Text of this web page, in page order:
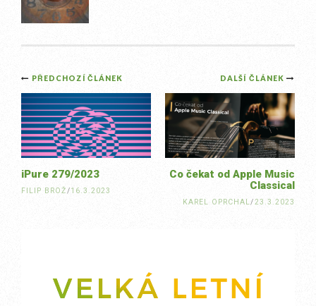
Post
navigation
DALŠÍ ČLÁNEK
Co čekat od Apple Music
Classical
KAREL OPRCHAL/23.3.2023
PŘEDCHOZÍ ČLÁNEK
iPure 279/2023
FILIP BROŽ/16.3.2023